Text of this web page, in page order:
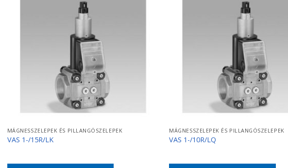
MÁGNESSZELEPEK ÉS PILLANGÓSZELEPEK
VAS 1-/15R/LK
MÁGNESSZELEPEK ÉS PILLANGÓSZELEPEK
VAS 1-/10R/LQ